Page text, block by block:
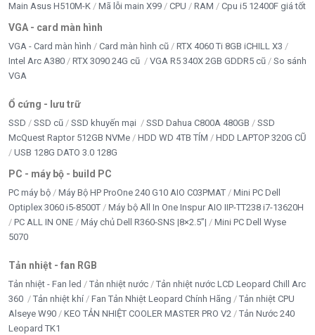
Main Asus H510M-K
Mã lỗi main X99 CPU RAM Cpu i5 12400F giá tốt
VGA - card màn hình
VGA - Card màn hình Card màn hình cũ
RTX 4060 Ti 8GB iCHILL X3
Intel Arc A380
RTX 3090 24G cũ VGA R5 340X 2GB GDDR5 cũ
So sánh
VGA
Ổ cứng - lưu trữ
SSD SSD cũ SSD khuyến mại SSD Dahua C800A 480GB
SSD
McQuest Raptor 512GB NVMe
HDD WD 4TB TÍM
HDD LAPTOP 320G CŨ
USB 128G DATO 3.0 128G
PC - máy bộ - build PC
PC máy bộ Máy Bộ HP ProOne 240 G10 AIO C03PMAT
Mini PC Dell
Optiplex 3060 i5-8500T
Máy bộ All In One Inspur AIO IIP-TT238 i7-13620H
PC ALL IN ONE
Máy chủ Dell R360-SNS |8×2.5”|
Mini PC Dell Wyse
5070
Tản nhiệt - fan RGB
Tản nhiệt - Fan led Tản nhiệt nước
Tản nhiệt nước LCD Leopard Chill Arc
360
Tản nhiệt khí Fan Tản Nhiệt Leopard Chính Hãng
Tản nhiệt CPU
Alseye W90
KEO TẢN NHIỆT COOLER MASTER PRO V2
Tản Nước 240
Leopard TK1